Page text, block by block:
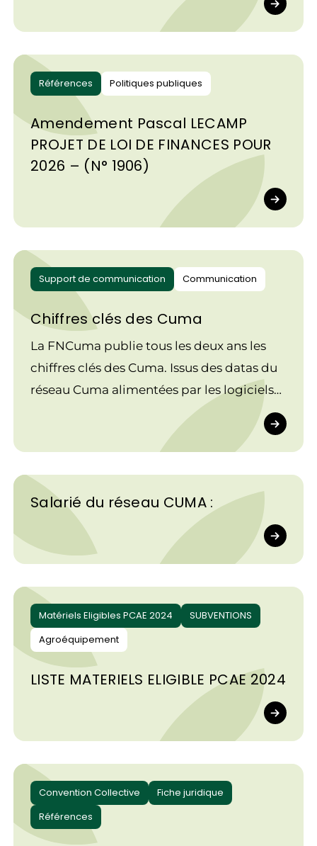
Références Politiques publiques
Amendement Pascal LECAMP
PROJET DE LOI DE FINANCES POUR
2026 – (N° 1906)
Support de communication Communication
Chiffres clés des Cuma
La FNCuma publie tous les deux ans les
chiffres clés des Cuma. Issus des datas du
réseau Cuma alimentées par les logiciels
utilisés par plus de 90 % des Cuma, ils
montrent toute la dynamique de ces
coopératives dans le paysage agricole
français.
Salarié du réseau CUMA :
Matériels Eligibles PCAE 2024
SUBVENTIONS
Agroéquipement
LISTE MATERIELS ELIGIBLE PCAE 2024
Convention Collective
Fiche juridique
Références